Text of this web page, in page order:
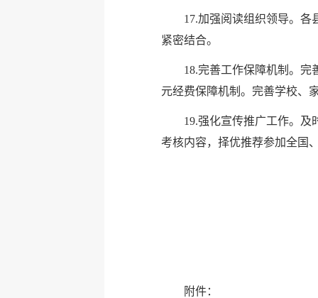
17.加强阅读组织领导。各
紧密结合。
18.完善工作保障机制。
元经费保障机制。完善学校、
19.强化宣传推广工作。
考核内容，择优推荐参加全国
附件：